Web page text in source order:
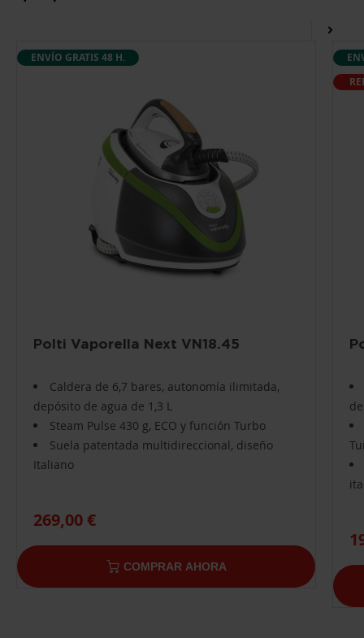
ENVÍO GRATIS 48 H.
Polti Vaporella Next VN18.45
Caldera de 6,7 bares, autonomía ilimitada,
depósito de agua de 1,3 L
Steam Pulse 430 g, ECO y función Turbo
Suela patentada multidireccional, diseño
Italiano
269,00 €
COMPRAR AHORA